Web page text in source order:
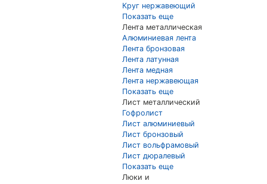
Круг нержавеющий
Показать еще
Лента металлическая
Алюминиевая лента
Лента бронзовая
Лента латунная
Лента медная
Лента нержавеющая
Показать еще
Лист металлический
Гофролист
Лист алюминиевый
Лист бронзовый
Лист вольфрамовый
Лист дюралевый
Показать еще
Люки и